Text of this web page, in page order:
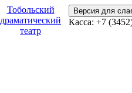
Тобольский
драматический
театр
Версия для
Касса: +7